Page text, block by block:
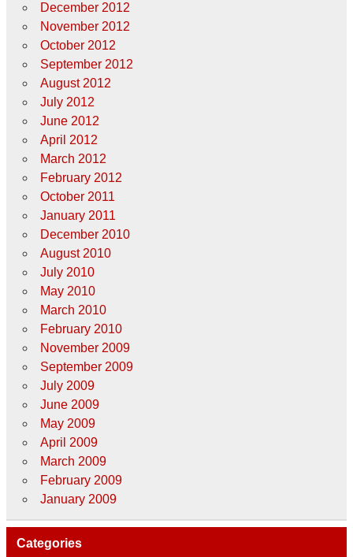
December 2012
November 2012
October 2012
September 2012
August 2012
July 2012
June 2012
April 2012
March 2012
February 2012
October 2011
January 2011
December 2010
August 2010
July 2010
May 2010
March 2010
February 2010
November 2009
September 2009
July 2009
June 2009
May 2009
April 2009
March 2009
February 2009
January 2009
Categories